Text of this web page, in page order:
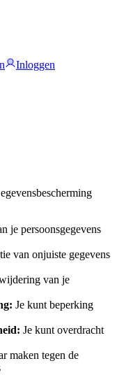
Inloggen
je persoonsgegevens
van onjuiste gegevens
van je
Je kunt beperking
Je kunt overdracht
maken tegen de